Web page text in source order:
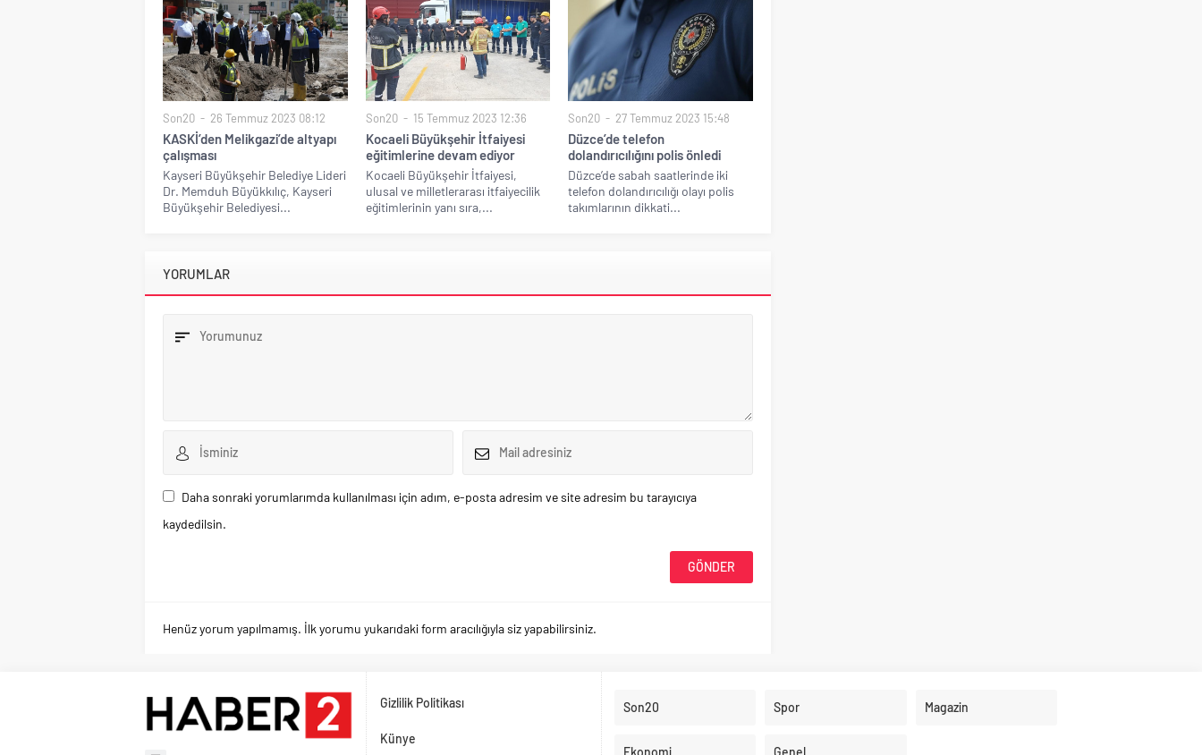
Son20 26 Temmuz 2023 08:12
KASKİ’den Melikgazi’de altyapı
çalışması
Kayseri Büyükşehir Belediye Lideri
Dr. Memduh Büyükkılıç, Kayseri
Büyükşehir Belediyesi...
Son20 15 Temmuz 2023 12:36
Kocaeli Büyükşehir İtfaiyesi
eğitimlerine devam ediyor
Kocaeli Büyükşehir İtfaiyesi,
ulusal ve milletlerarası itfaiyecilik
eğitimlerinin yanı sıra,...
Son20 27 Temmuz 2023 15:48
Düzce’de telefon
dolandırıcılığını polis önledi
Düzce’de sabah saatlerinde iki
telefon dolandırıcılığı olayı polis
takımlarının dikkati...
YORUMLAR
Daha sonraki yorumlarımda kullanılması için adım, e-posta adresim ve site adresim bu tarayıcıya
kaydedilsin.
Henüz yorum yapılmamış. İlk yorumu yukarıdaki form aracılığıyla siz yapabilirsiniz.
Gizlilik Politikası
Künye
Son20 Spor Magazin
Ekonomi Genel